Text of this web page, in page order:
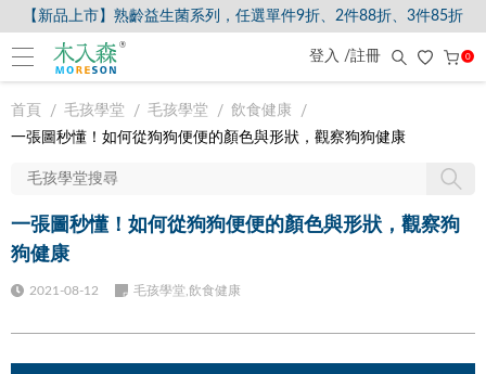
【新品上市】熟齡益生菌系列，任選單件9折、2件88折、3件85折
【8/5-8/9爸氣獻禮】全館滿$2000現折$200、滿$3000現折$300、滿
登入 /註冊 0
首頁 毛孩學堂 毛孩學堂
飲食健康
一張圖秒懂！如何從狗狗便便的顏色與形狀，觀察狗狗健康
一張圖秒懂！如何從狗狗便便的顏色與形狀，觀察狗
狗健康
2021-08-12 毛孩學堂,飲食健康